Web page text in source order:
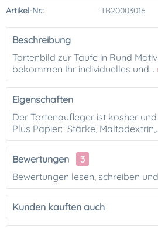
Artikel-Nr.: TB20003016
Beschreibung
Tortenbild zur Taufe in Rund
bekommen Ihr individuelles und...
Eigenschaften
Der Tortenaufleger ist kosher
Plus Papier: Stärke,
Bewertungen
3
Bewertungen lesen, schreiben
Kunden kauften auch